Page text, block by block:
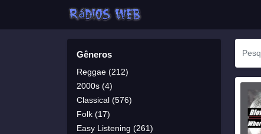
Gêneros
Reggae (212)
2000s (4)
Classical (576)
Folk (17)
Easy Listening (261)